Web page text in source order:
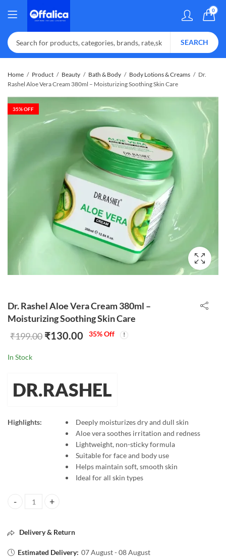
0
SEARCH
Home Product Beauty Bath & Body Body Lotions & Creams
Dr.
Rashel Aloe Vera Cream 380ml – Moisturizing Soothing Skin Care
35% OFF
Dr. Rashel Aloe Vera Cream 380ml –
Moisturizing Soothing Skin Care
₹199.00 ₹130.00 35% Off
In Stock
DR.RASHEL
Highlights:
Deeply moisturizes dry and dull skin
Aloe vera soothes irritation and redness
Lightweight, non-sticky formula
Suitable for face and body use
Helps maintain soft, smooth skin
Ideal for all skin types
Dr. Rashel Aloe Vera Cream 380ml – Moisturizing Soothing Skin
Delivery & Return
Estimated Delivery: 07 August - 08 August